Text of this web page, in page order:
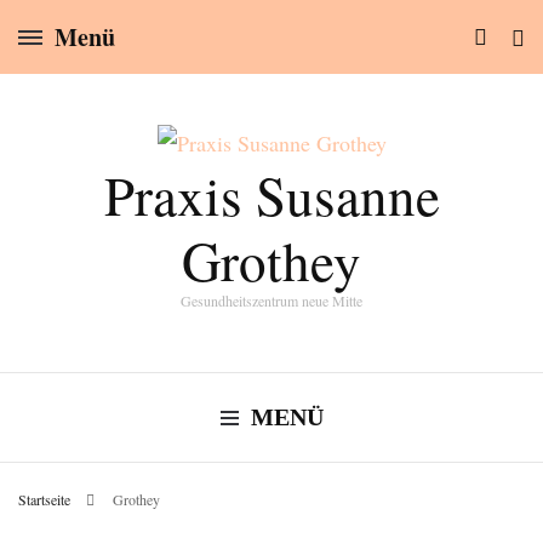
Menü
Praxis Susanne
Grothey
Gesundheitszentrum neue Mitte
MENÜ
Startseite Grothey